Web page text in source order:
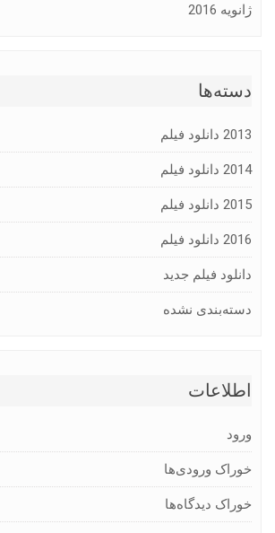
ژانویه 2016
دسته‌ها
2013 دانلود فیلم
2014 دانلود فیلم
2015 دانلود فیلم
2016 دانلود فیلم
دانلود فیلم جدید
دسته‌بندی نشده
اطلاعات
ورود
خوراک ورودی‌ها
خوراک دیدگاه‌ها